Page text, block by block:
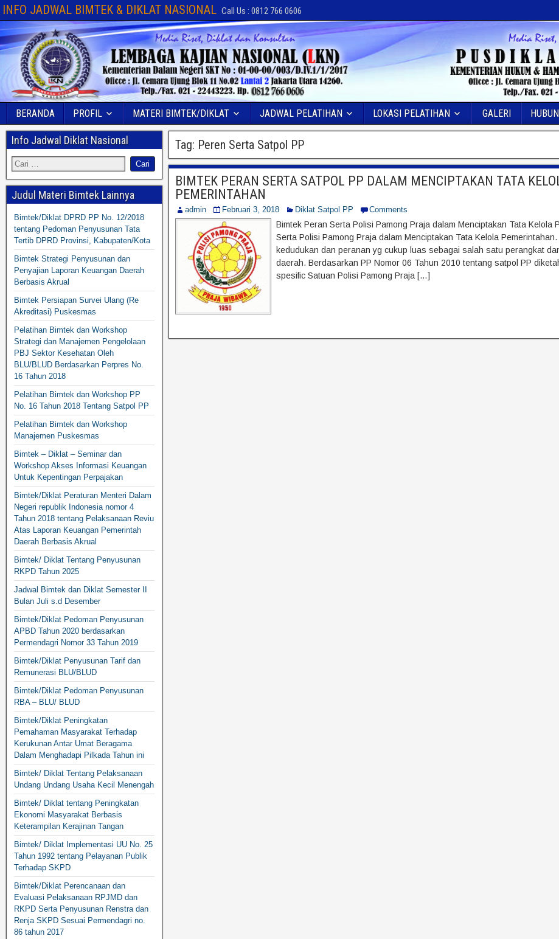
INFO JADWAL BIMTEK & DIKLAT NASIONAL Call Us : 0812 766 0606
BERANDA PROFIL MATERI BIMTEK/DIKLAT JADWAL PELATIHAN LOKASI PELATIHAN GALERI
Tag: Peren Serta Satpol PP
BIMTEK PERAN SERTA SATPOL PP DALAM MENCIPTAKAN TATA
PEMERINTAHAN
admin Februari 3, 2018 Diklat Satpol PP Comments
Bimtek Peran Serta Polisi Pamong Praja dalam Menciptakan Tata Kelola
Serta Polisi Pamong Praja dalam Menciptakan Tata Kelola Pemerintahan.
kedudukan dan peranan yg cukup luas sebagai salah satu perangkat
daerah. Berdasarkan PP Nomor 06 Tahun 2010 tentang satpol PP
spesific Satuan Polisi Pamong Praja […]
Info Jadwal Diklat Nasional
Judul Materi Bimtek Lainnya
Bimtek/Diklat DPRD PP No. 12/2018
tentang Pedoman Penyusunan Tata
Tertib DPRD Provinsi, Kabupaten/Kota
Bimtek Strategi Penyusunan dan
Penyajian Laporan Keuangan Daerah
Berbasis Akrual
Bimtek Persiapan Survei Ulang (Re
Akreditasi) Puskesmas
Pelatihan Bimtek dan Workshop
Strategi dan Manajemen Pengelolaan
PBJ Sektor Kesehatan Oleh
BLU/BLUD Berdasarkan Perpres No.
16 Tahun 2018
Pelatihan Bimtek dan Workshop PP
No. 16 Tahun 2018 Tentang Satpol PP
Pelatihan Bimtek dan Workshop
Manajemen Puskesmas
Bimtek – Diklat – Seminar dan
Workshop Akses Informasi Keuangan
Untuk Kepentingan Perpajakan
Bimtek/Diklat Peraturan Menteri Dalam
Negeri republik Indonesia nomor 4
Tahun 2018 tentang Pelaksanaan Reviu
Atas Laporan Keuangan Pemerintah
Daerah Berbasis Akrual
Bimtek/ Diklat Tentang Penyusunan
RKPD Tahun 2025
Jadwal Bimtek dan Diklat Semester II
Bulan Juli s.d Desember
Bimtek/Diklat Pedoman Penyusunan
APBD Tahun 2020 berdasarkan
Permendagri Nomor 33 Tahun 2019
Bimtek/Diklat Penyusunan Tarif dan
Remunerasi BLU/BLUD
Bimtek/Diklat Pedoman Penyusunan
RBA – BLU/ BLUD
Bimtek/Diklat Peningkatan
Pemahaman Masyarakat Terhadap
Kerukunan Antar Umat Beragama
Dalam Menghadapi Pilkada Tahun ini
Bimtek/ Diklat Tentang Pelaksanaan
Undang Undang Usaha Kecil Menengah
Bimtek/ Diklat tentang Peningkatan
Ekonomi Masyarakat Berbasis
Keterampilan Kerajinan Tangan
Bimtek/ Diklat Implementasi UU No. 25
Tahun 1992 tentang Pelayanan Publik
Terhadap SKPD
Bimtek/Diklat Perencanaan dan
Evaluasi Pelaksanaan RPJMD dan
RKPD Serta Penyusunan Renstra dan
Renja SKPD Sesuai Permendagri no.
86 tahun 2017